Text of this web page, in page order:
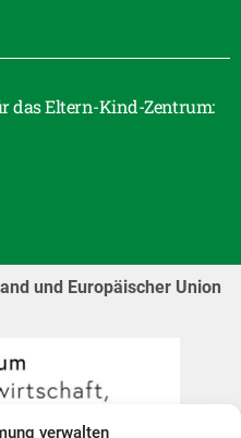
verwalten
das Eltern-Kind-Zentrum:
und Europäischer Union